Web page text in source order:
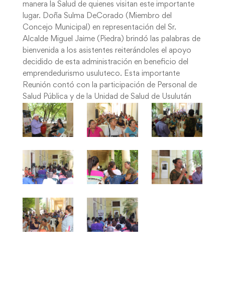
manera la Salud de quienes visitan este importante
lugar. Doña Sulma DeCorado (Miembro del
Concejo Municipal) en representación del Sr.
Alcalde Miguel Jaime (Piedra) brindó las palabras de
bienvenida a los asistentes reiterándoles el apoyo
decidido de esta administración en beneficio del
emprendedurismo usuluteco. Esta importante
Reunión contó con la participación de Personal de
Salud Pública y de la Unidad de Salud de Usulután